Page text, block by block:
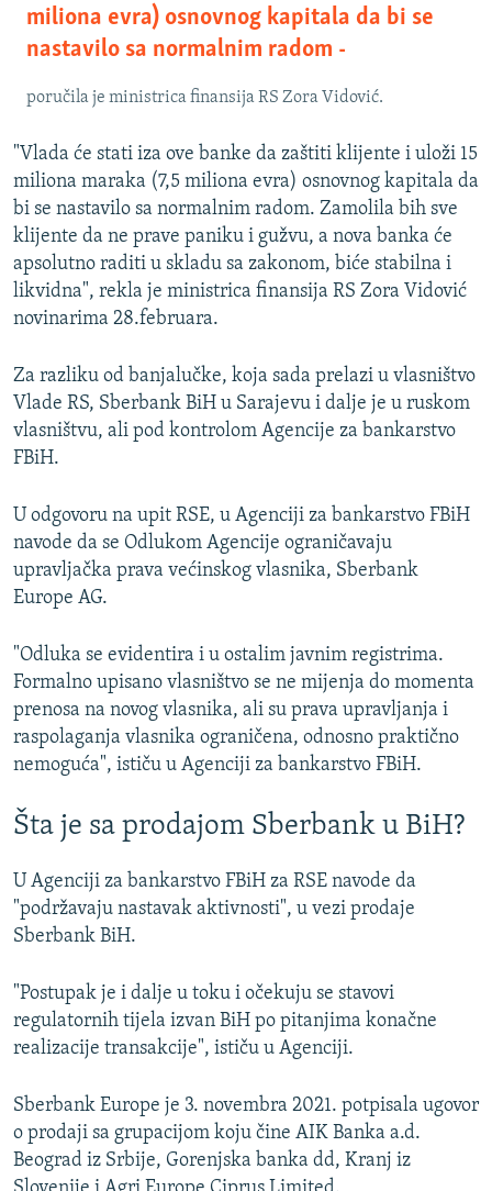
miliona evra) osnovnog kapitala da bi se
nastavilo sa normalnim radom -
poručila je ministrica finansija RS Zora Vidović.
"Vlada će stati iza ove banke da zaštiti klijente i uloži 15
miliona maraka (7,5 miliona evra) osnovnog kapitala da
bi se nastavilo sa normalnim radom. Zamolila bih sve
klijente da ne prave paniku i gužvu, a nova banka će
apsolutno raditi u skladu sa zakonom, biće stabilna i
likvidna", rekla je ministrica finansija RS Zora Vidović
novinarima 28.februara.
Za razliku od banjalučke, koja sada prelazi u vlasništvo
Vlade RS, Sberbank BiH u Sarajevu i dalje je u ruskom
vlasništvu, ali pod kontrolom Agencije za bankarstvo
FBiH.
U odgovoru na upit RSE, u Agenciji za bankarstvo FBiH
navode da se Odlukom Agencije ograničavaju
upravljačka prava većinskog vlasnika, Sberbank
Europe AG.
"Odluka se evidentira i u ostalim javnim registrima.
Formalno upisano vlasništvo se ne mijenja do momenta
prenosa na novog vlasnika, ali su prava upravljanja i
raspolaganja vlasnika ograničena, odnosno praktično
nemoguća", ističu u Agenciji za bankarstvo FBiH.
Šta je sa prodajom Sberbank u BiH?
U Agenciji za bankarstvo FBiH za RSE navode da
"podržavaju nastavak aktivnosti", u vezi prodaje
Sberbank BiH.
"Postupak je i dalje u toku i očekuju se stavovi
regulatornih tijela izvan BiH po pitanjima konačne
realizacije transakcije", ističu u Agenciji.
Sberbank Europe je 3. novembra 2021. potpisala ugovor
o prodaji sa grupacijom koju čine AIK Banka a.d.
Beograd iz Srbije, Gorenjska banka dd, Kranj iz